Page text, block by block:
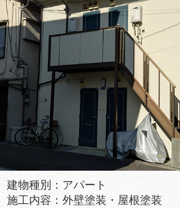
建物種別：アパート
施工内容：外壁塗装・屋根塗装